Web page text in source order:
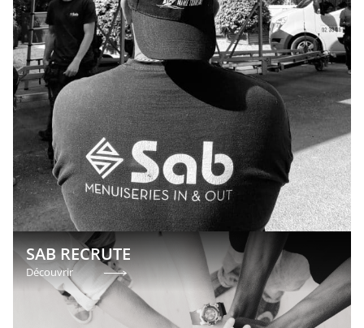
SAB RECRUTE
Découvrir